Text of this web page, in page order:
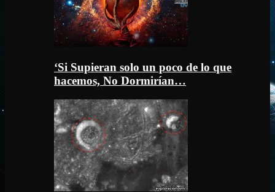
‘Si Supieran solo un poco de lo que
hacemos, No Dormirían…